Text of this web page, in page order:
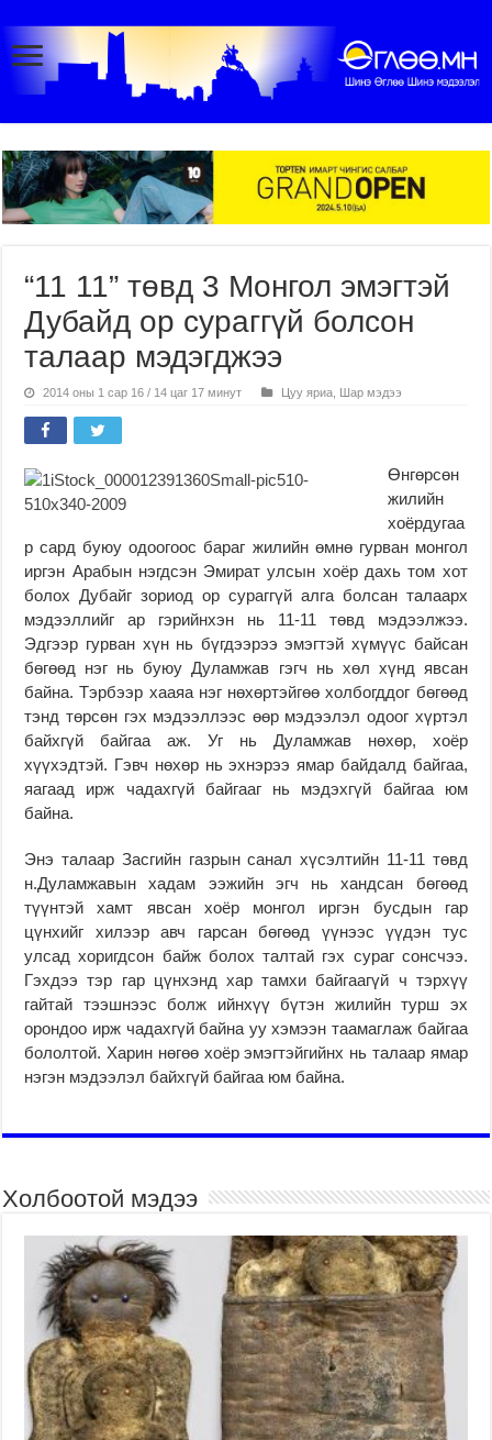
“11 11” төвд 3 Монгол эмэгтэй
Дубайд ор сураггүй болсон
талаар мэдэгджээ
2014 оны 1 сар 16 / 14 цаг 17 минут Цуу яриа Шар мэдээ
Өнгөрсөн
жилийн
хоёрдугаа
р сард буюу одоогоос бараг жилийн өмнө гурван монгол
иргэн Арабын нэгдсэн Эмират улсын хоёр дахь том хот
болох Дубайг зориод ор сураггүй алга болсан талаарх
мэдээллийг ар гэрийнхэн нь 11-11 төвд мэдээлжээ.
Эдгээр гурван хүн нь бүгдээрээ эмэгтэй хүмүүс байсан
бөгөөд нэг нь буюу Дуламжав гэгч нь хөл хүнд явсан
байна. Тэрбээр хааяа нэг нөхөртэйгөө холбогддог бөгөөд
тэнд төрсөн гэх мэдээллээс өөр мэдээлэл одоог хүртэл
байхгүй байгаа аж. Уг нь Дуламжав нөхөр, хоёр
хүүхэдтэй. Гэвч нөхөр нь эхнэрээ ямар байдалд байгаа,
яагаад ирж чадахгүй байгааг нь мэдэхгүй байгаа юм
байна.
Энэ талаар Засгийн газрын санал хүсэлтийн 11-11 төвд
н.Дуламжавын хадам ээжийн эгч нь хандсан бөгөөд
түүнтэй хамт явсан хоёр монгол иргэн бусдын гар
цүнхийг хилээр авч гарсан бөгөөд үүнээс үүдэн тус
улсад хоригдсон байж болох талтай гэх сураг сонсчээ.
Гэхдээ тэр гар цүнхэнд хар тамхи байгаагүй ч тэрхүү
гайтай тээшнээс болж ийнхүү бүтэн жилийн турш эх
орондоо ирж чадахгүй байна уу хэмээн таамаглаж байгаа
бололтой. Харин нөгөө хоёр эмэгтэйгийнх нь талаар ямар
нэгэн мэдээлэл байхгүй байгаа юм байна.
Холбоотой мэдээ